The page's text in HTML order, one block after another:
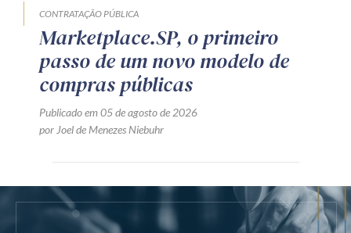
CONTRATAÇÃO PÚBLICA
Marketplace.SP, o primeiro
passo de um novo modelo de
compras públicas
Publicado em 05 de agosto de 2026
por Joel de Menezes Niebuhr